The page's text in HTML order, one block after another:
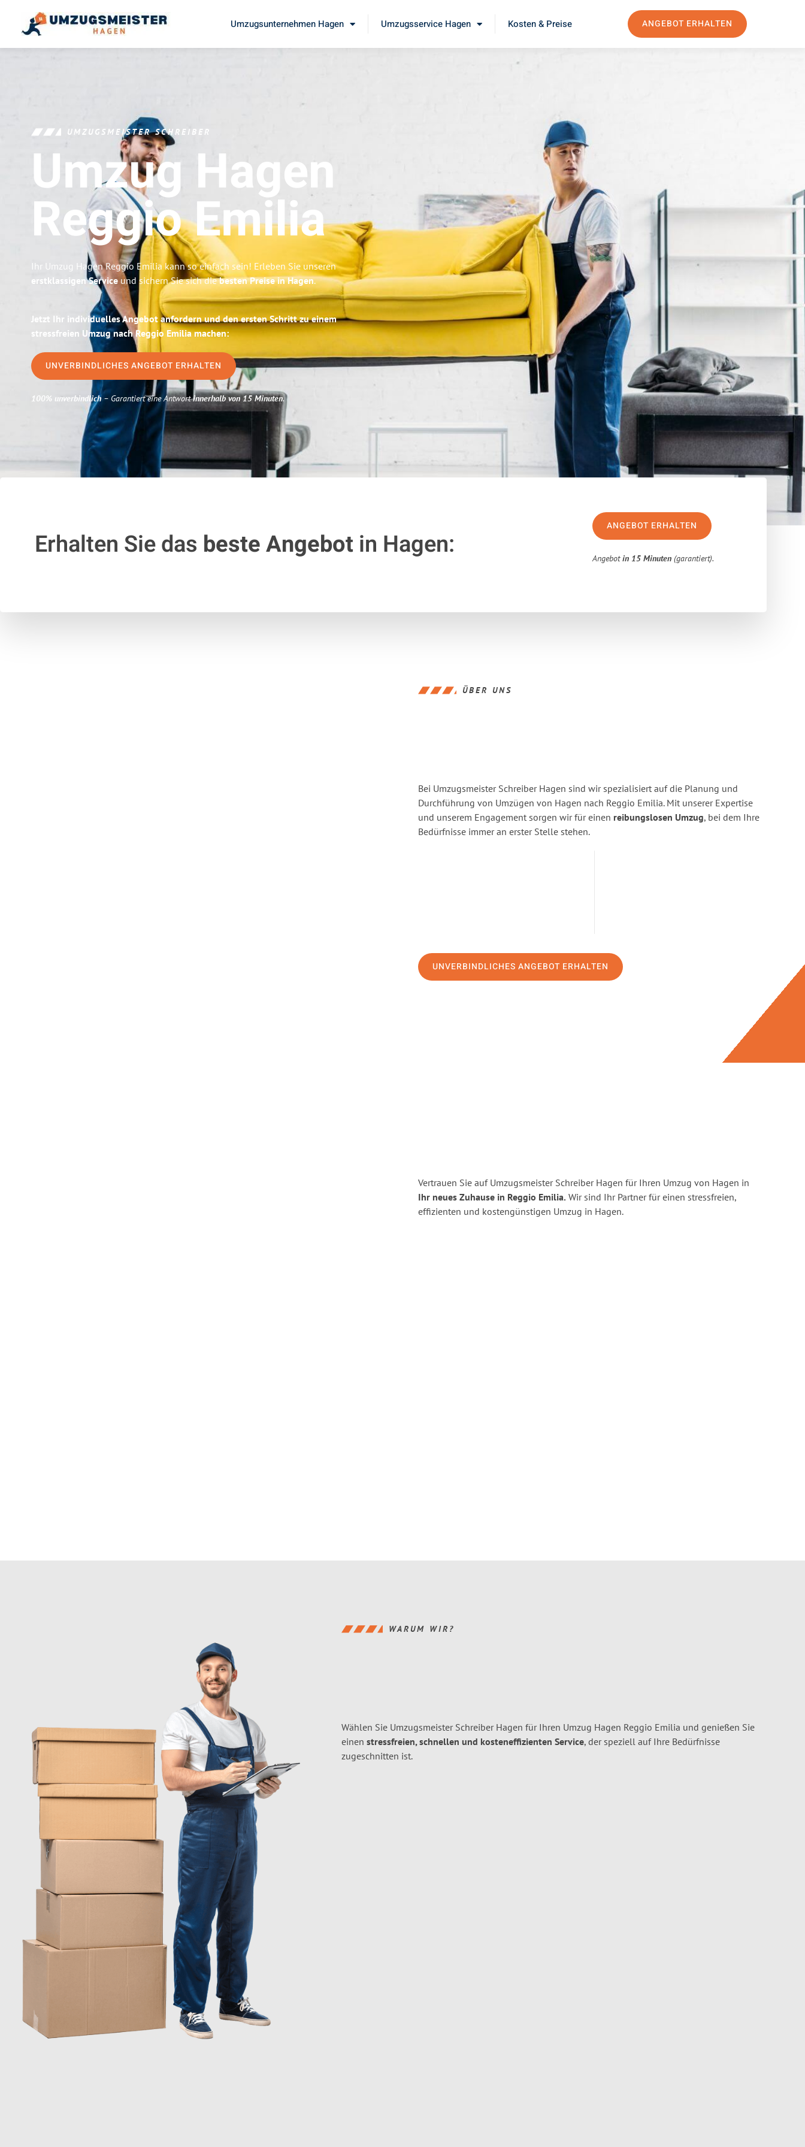
Umzugsunternehmen Hagen Umzugsservice Hagen Kosten & Preise ANGEBOT ERHALTEN
UMZUGSMEISTER SCHREIBER
Umzug Hagen
Reggio Emilia
Ihr Umzug Hagen Reggio Emilia kann so einfach sein! Erleben Sie unseren
erstklassigen Service und sichern Sie sich diebesten Preise in Hagen.
Jetzt Ihr individuelles Angebot anfordern und den ersten Schritt zu einem
stressfreien Umzug nach Reggio Emilia machen:
UNVERBINDLICHES ANGEBOT ERHALTEN
100% unverbindlich– Garantiert eine Antwortinnerhalb von 15 Minuten.
Erhalten Sie das beste Angebotin Hagen:
ANGEBOT ERHALTEN
Angebotin 15 Minuten (garantiert).
ÜBER UNS
Bei Umzugsmeister Schreiber Hagen sind wir spezialisiert auf die Planung und
Durchführung von Umzügen von Hagen nach Reggio Emilia. Mit unserer Expertise
und unserem Engagement sorgen wir für einen reibungslosen Umzug, bei dem Ihre
Bedürfnisse immer an erster Stelle stehen.
UNVERBINDLICHES ANGEBOT ERHALTEN
Vertrauen Sie auf Umzugsmeister Schreiber Hagen für Ihren Umzug von Hagen in
Ihr neues Zuhause in Reggio Emilia. Wir sind Ihr Partner für einen stressfreien,
effizienten und kostengünstigen Umzug in Hagen.
WARUM WIR?
Wählen Sie Umzugsmeister Schreiber Hagen für Ihren Umzug Hagen Reggio Emilia und genießen Sie
einen stressfreien, schnellen und kosteneffizienten Service, der speziell auf Ihre Bedürfnisse
zugeschnitten ist.